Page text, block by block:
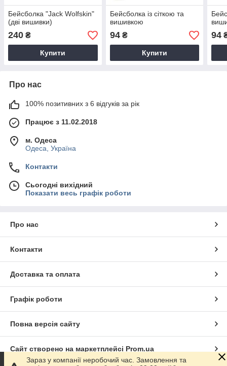
Бейсболка "Jack Wolfskin"
(дві вишивки)
240 ₴
Купити
Бейсболка із сіткою та
вишивкою
94₴
Купити
94
Про нас
100% позитивних з 6 відгуків за рік
Працює з 11.02.2018
м. Одеса
Одеса, Україна
Контакти
Сьогодні вихідний
Показати весь графік роботи
Про нас
Контакти
Доставка та оплата
Графік роботи
Повна версія сайту
Сайт створено на маркетплейсі Prom.ua
Зараз у компанії неробочий час. Замовлення та